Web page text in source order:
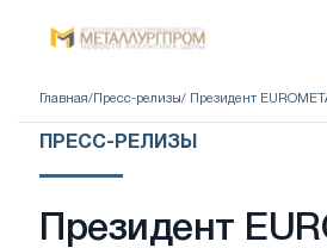
Главная/ Пресс-релизы/ Президент
ПРЕСС-РЕЛИЗЫ
Президент